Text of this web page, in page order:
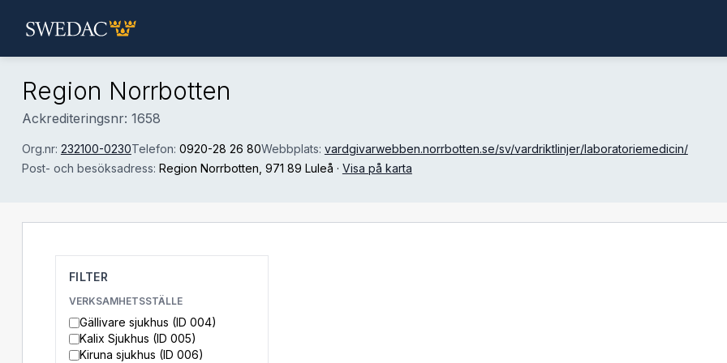
Region Norrbotten
Ackrediteringsnr: 1658
Org.nr: 232100-0230Telefon: 0920-28 26 80Webbplats: vardgivarwebben.norrbotten.se/sv/vardriktlinjer/laboratoriemedicin/
Post- och besöksadress: Region Norrbotten , 971 89 Luleå · Visa på karta
FILTER
VERKSAMHETSSTÄLLE
Gällivare sjukhus (ID 004)
Kalix Sjukhus (ID 005)
Kiruna sjukhus (ID 006)